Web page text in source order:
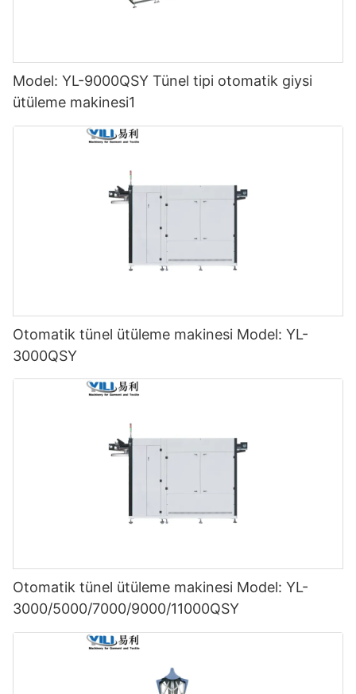
Model: YL-9000QSY Tünel tipi otomatik giysi
ütüleme makinesi1
Otomatik tünel ütüleme makinesi Model: YL-
3000QSY
Otomatik tünel ütüleme makinesi Model: YL-
3000/5000/7000/9000/11000QSY